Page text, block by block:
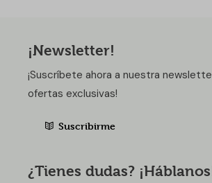
¡Newsletter!
¡Suscríbete ahora a nuestra
ofertas exclusivas!
Suscribirme
¿Tienes dudas?